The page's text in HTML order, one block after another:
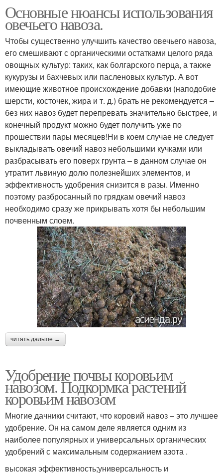
Основные нюансы использования
овечьего навоза.
Чтобы существенно улучшить качество овечьего навоза,
его смешивают с органическими остатками целого ряда
овощных культур: таких, как болгарского перца, а также
кукурузы и бахчевых или пасленовых культур. А вот
имеющие животное происхождение добавки (наподобие
шерсти, косточек, жира и т. д.) брать не рекомендуется –
без них навоз будет перепревать значительно быстрее, и
конечный продукт можно будет получить уже по
прошествии пары месяцев!Ни в коем случае не следует
выкладывать овечий навоз небольшими кучками или
разбрасывать его поверх грунта – в данном случае он
утратит львиную долю полезнейших элементов, и
эффективность удобрения снизится в разы. Именно
поэтому разбросанный по грядкам овечий навоз
необходимо сразу же прикрывать хотя бы небольшим
почвенным слоем.
читать дальше →
Удобрение почвы коровьим
навозом. Подкормка растений
коровьим навозом
Многие дачники считают, что коровий навоз – это лучшее
удобрение. Он на самом деле является одним из
наиболее популярных и универсальных органических
удобрений с максимальным содержанием азота .
высокая эффективность;универсальность и